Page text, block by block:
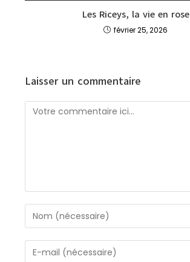
Les Riceys, la vie en rose
février 25, 2026
Laisser un commentaire